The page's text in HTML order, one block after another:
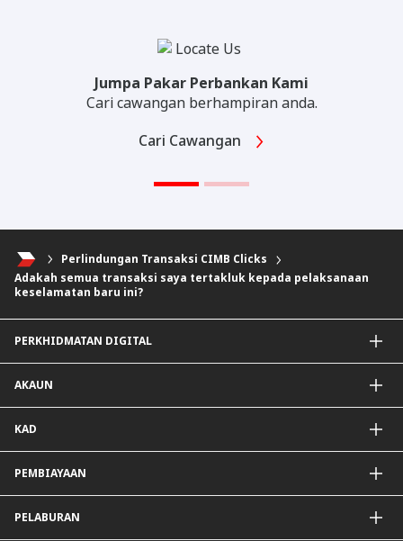
Jumpa Pakar Perbankan Kami
Cari cawangan berhampiran anda.
Cari Cawangan
Perlindungan Transaksi CIMB Clicks
Adakah semua transaksi saya tertakluk kepada pelaksanaan
keselamatan baru ini?
PERKHIDMATAN DIGITAL
CIMB Clicks
DuitNow QR
Diperibadikan Untuk Anda
Penjejak Karbon
AKAUN
Akaun Semasa
Simpanan Tetap
Mudarabah IA
KAD
Kad Debit
PEMBIAYAAN
Pembiayaan Hartanah
PELABURAN